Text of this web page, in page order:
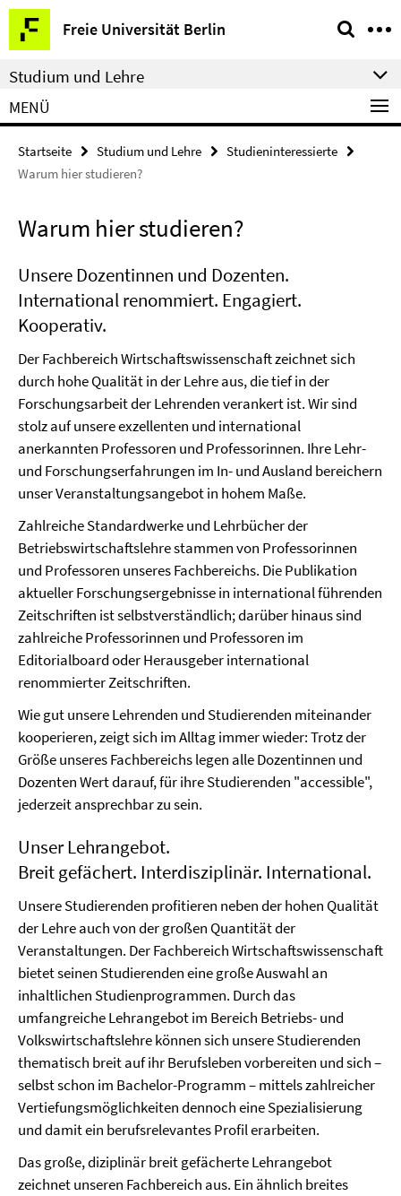
Springe
direkt
zu
Inhalt
Freie Universität Berlin
Service-
Navigation
Studium und Lehre
MENÜ
Startseite Studium und Lehre
Studieninteressierte
Warum hier studieren?
Warum hier studieren?
Unsere Dozentinnen und Dozenten.
International renommiert. Engagiert.
Kooperativ.
Der Fachbereich Wirtschaftswissenschaft zeichnet sich
durch hohe Qualität in der Lehre aus, die tief in der
Forschungsarbeit der Lehrenden verankert ist. Wir sind
stolz auf unsere exzellenten und international
anerkannten Professoren und Professorinnen. Ihre Lehr-
und Forschungserfahrungen im In- und Ausland bereichern
unser Veranstaltungsangebot in hohem Maße.
Zahlreiche Standardwerke und Lehrbücher der
Betriebswirtschaftslehre stammen von Professorinnen
und Professoren unseres Fachbereichs. Die Publikation
aktueller Forschungsergebnisse in international führenden
Zeitschriften ist selbstverständlich; darüber hinaus sind
zahlreiche Professorinnen und Professoren im
Editorialboard oder Herausgeber international
renommierter Zeitschriften.
Wie gut unsere Lehrenden und Studierenden miteinander
kooperieren, zeigt sich im Alltag immer wieder: Trotz der
Größe unseres Fachbereichs legen alle Dozentinnen und
Dozenten Wert darauf, für ihre Studierenden "accessible",
jederzeit ansprechbar zu sein.
Unser Lehrangebot.
Breit gefächert. Interdisziplinär. International.
Unsere Studierenden profitieren neben der hohen Qualität
der Lehre auch von der großen Quantität der
Veranstaltungen. Der Fachbereich Wirtschaftswissenschaft
bietet seinen Studierenden eine große Auswahl an
inhaltlichen Studienprogrammen. Durch das
umfangreiche Lehrangebot im Bereich Betriebs- und
Volkswirtschaftslehre können sich unsere Studierenden
thematisch breit auf ihr Berufsleben vorbereiten und sich –
selbst schon im Bachelor-Programm – mittels zahlreicher
Vertiefungsmöglichkeiten dennoch eine Spezialisierung
und damit ein berufsrelevantes Profil erarbeiten.
Das große, diziplinär breit gefächerte Lehrangebot
zeichnet unseren Fachbereich aus. Ein ähnlich breites